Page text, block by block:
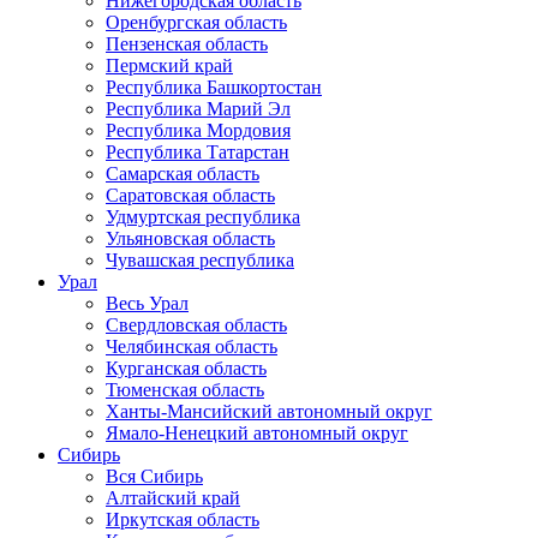
Оренбургская область
Пензенская область
Пермский край
Республика Башкортостан
Республика Марий Эл
Республика Мордовия
Республика Татарстан
Самарская область
Саратовская область
Удмуртская республика
Ульяновская область
Чувашская республика
Урал
Весь Урал
Свердловская область
Челябинская область
Курганская область
Тюменская область
Ханты-Мансийский автономный округ
Ямало-Ненецкий автономный округ
Сибирь
Вся Сибирь
Алтайский край
Иркутская область